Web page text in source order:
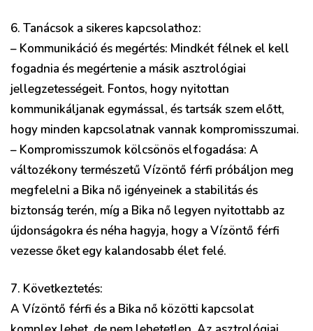
6. Tanácsok a sikeres kapcsolathoz:
– Kommunikáció és megértés: Mindkét félnek el kell
fogadnia és megértenie a másik asztrológiai
jellegzetességeit. Fontos, hogy nyitottan
kommunikáljanak egymással, és tartsák szem előtt,
hogy minden kapcsolatnak vannak kompromisszumai.
– Kompromisszumok kölcsönös elfogadása: A
változékony természetű Vízöntő férfi próbáljon meg
megfelelni a Bika nő igényeinek a stabilitás és
biztonság terén, míg a Bika nő legyen nyitottabb az
újdonságokra és néha hagyja, hogy a Vízöntő férfi
vezesse őket egy kalandosabb élet felé.
7. Következtetés:
A Vízöntő férfi és a Bika nő közötti kapcsolat